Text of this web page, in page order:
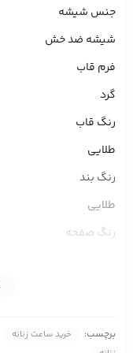
جنس شیشه
شیشه ضد خش
فرم قاب
گرد
رنگ قاب
طلایی
رنگ بند
طلایی
رنگ صفحه
نوع قفل
برچسب: خرید ساعت زنانه